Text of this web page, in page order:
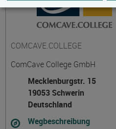
COMCAVE.COLLEGE
ComCave College GmbH
Mecklenburgstr. 15
19053 Schwerin
Deutschland
Wegbeschreibung